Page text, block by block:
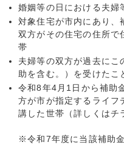
婚姻等の日における夫婦
対象住宅が市内にあり、
双方がその住宅の住所で
帯
夫婦等の双方が過去にこ
助を含む。）を受けたこ
令和8年4月1日から補助
方が市が指定するライフ
講した世帯（詳しくはチ
※令和7年度に当該補助